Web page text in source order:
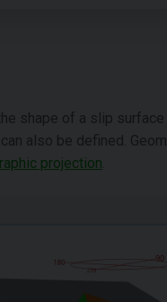
shape of a slip surface
also be defined.
projection